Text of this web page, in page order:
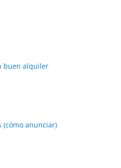
buen alquiler
(cómo anunciar)